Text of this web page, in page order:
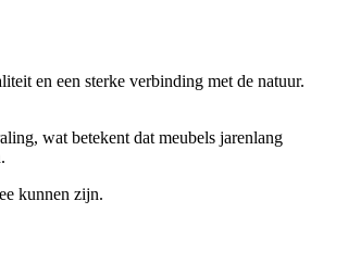
en een sterke verbinding met de natuur.
wat betekent dat meubels jarenlang
kunnen zijn.